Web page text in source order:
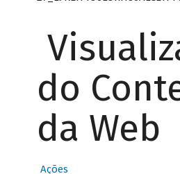
do
da Web
Ações